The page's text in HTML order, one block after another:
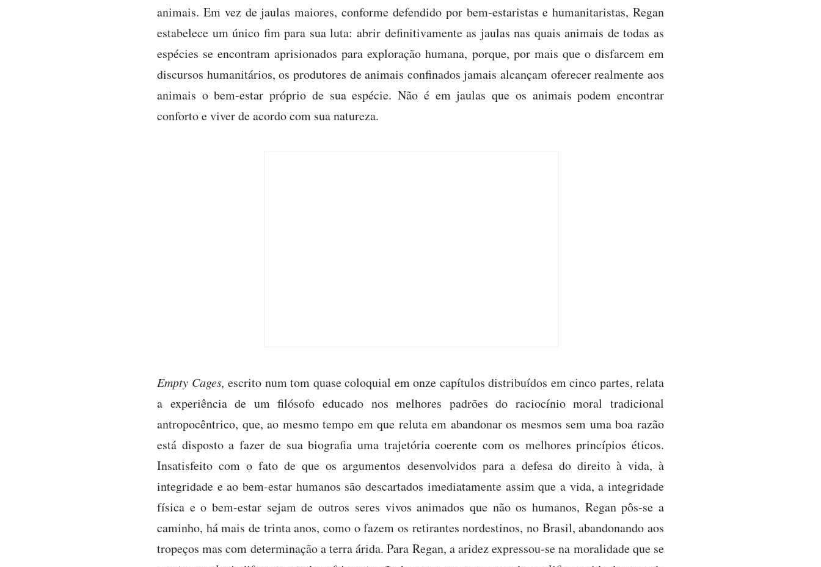
animais. Em vez de jaulas maiores, conforme defendido por bem-estaristas e humanitaristas, Regan
estabelece um único fim para sua luta: abrir definitivamente as jaulas nas quais animais de todas as
espécies se encontram aprisionados para exploração humana, porque, por mais que o disfarcem em
discursos humanitários, os produtores de animais confinados jamais alcançam oferecer realmente aos
animais o bem-estar próprio de sua espécie. Não é em jaulas que os animais podem encontrar
conforto e viver de acordo com sua natureza.
Empty Cages, escrito num tom quase coloquial em onze capítulos distribuídos em cinco partes, relata
a experiência de um filósofo educado nos melhores padrões do raciocínio moral tradicional
antropocêntrico, que, ao mesmo tempo em que reluta em abandonar os mesmos sem uma boa razão
está disposto a fazer de sua biografia uma trajetória coerente com os melhores princípios éticos.
Insatisfeito com o fato de que os argumentos desenvolvidos para a defesa do direito à vida, à
integridade e ao bem-estar humanos são descartados imediatamente assim que a vida, a integridade
física e o bem-estar sejam de outros seres vivos animados que não os humanos, Regan pôs-se a
caminho, há mais de trinta anos, como o fazem os retirantes nordestinos, no Brasil, abandonando aos
tropeços mas com determinação a terra árida. Para Regan, a aridez expressou-se na moralidade que se